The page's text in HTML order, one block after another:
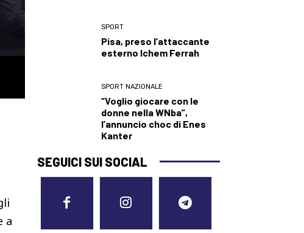
a
SPORT
Pisa, preso l’attaccante
esterno Ichem Ferrah
SPORT NAZIONALE
“Voglio giocare con le
donne nella WNba”,
l’annuncio choc di Enes
Kanter
SEGUICI SUI SOCIAL